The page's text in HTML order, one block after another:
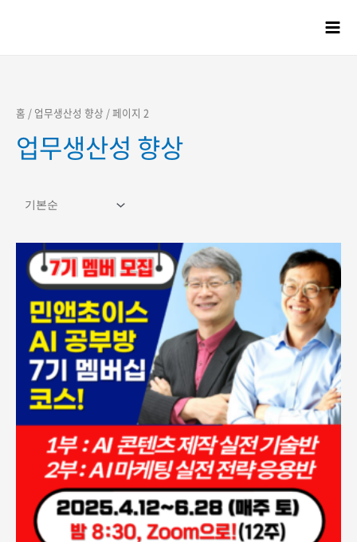
홈 / 업무생산성 향상 / 페이지 2
업무생산성 향상